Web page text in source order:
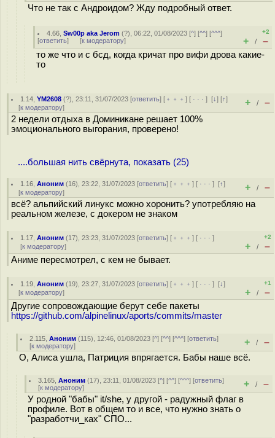
Что не так с Андроидом? Жду подробный ответ.
4.66 ,Sw00p aka Jerom (?), 06:22, 01/08/2023 [^] [^^] [^^^]
[ответить] [к модератору]
+2
+ / –
то же что и с бсд, когда кричат про вифи дрова какие-
то
1.14 ,YM2608 (?), 23:11, 31/07/2023 [ответить] [ ﹢﹢﹢] [ · · ·][↓] [↑]
[к модератору] + / –
2 недели отдыха в Доминикане решает 100%
эмоционального выгорания, проверено!
....большая нить свёрнута, показать (25)
1.16 ,Аноним (16), 23:22, 31/07/2023 [ответить] [ ﹢﹢﹢] [ · · ·][↑]
[к модератору] + / –
всё? альпийский линукс можно хоронить? употребляю на
реальном железе, с докером не знаком
1.17 ,Аноним (17), 23:23, 31/07/2023 [ответить] [ ﹢﹢﹢] [ · · ·]
[к модератору]
+2
+ / –
Аниме пересмотрел, с кем не бывает.
1.19 ,Аноним (19), 23:27, 31/07/2023 [ответить] [ ﹢﹢﹢] [ · · ·][↓]
[к модератору]
+1
+ / –
Другие сопровождающие берут себе пакеты
https://github.com/alpinelinux/aports/commits/master
2.115 ,Аноним (115), 12:46, 01/08/2023 [^] [^^] [^^^] [ответить]
[к модератору] + / –
О, Алиса ушла, Патриция впрягается. Бабы наше всё.
3.165 ,Аноним (17), 23:11, 01/08/2023 [^] [^^] [^^^] [ответить]
[к модератору] + / –
У родной "бабы" it/she, у другой - радужный флаг в
профиле. Вот в общем то и все, что нужно знать о
"разработчи_ках" СПО...